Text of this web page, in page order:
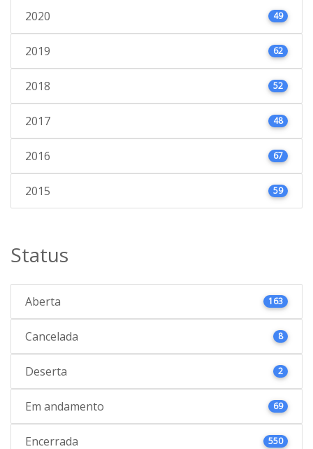
2020 49
2019 62
2018 52
2017 48
2016 67
2015 59
Status
Aberta 163
Cancelada 8
Deserta 2
Em andamento 69
Encerrada 550